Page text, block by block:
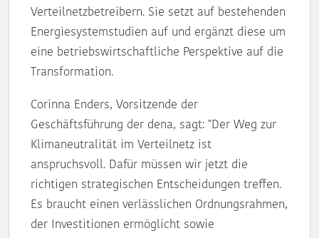
Verteilnetzbetreibern. Sie setzt auf bestehenden
Energiesystemstudien auf und ergänzt diese um
eine betriebswirtschaftliche Perspektive auf die
Transformation.
Corinna Enders, Vorsitzende der
Geschäftsführung der dena, sagt: "Der Weg zur
Klimaneutralität im Verteilnetz ist
anspruchsvoll. Dafür müssen wir jetzt die
richtigen strategischen Entscheidungen treffen.
Es braucht einen verlässlichen Ordnungsrahmen,
der Investitionen ermöglicht sowie